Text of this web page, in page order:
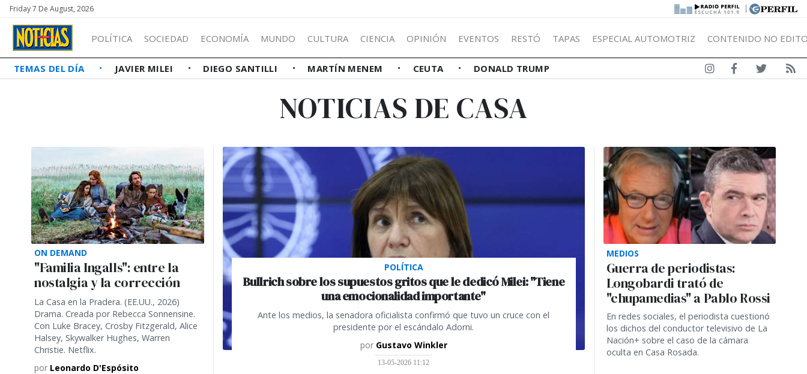
Friday 7 De August, 2026 |
POLÍTICA SOCIEDAD ECONOMÍA MUNDO CULTURA CIENCIA OPINIÓN EVENTOS RESTÓ TAPAS ESPECIAL AUTOMOTRIZ CONTENIDO NO
TEMAS DEL DÍA JAVIER MILEI DIEGO SANTILLI MARTÍN MENEM CEUTA DONALD TRUMP
NOTICIAS DE CASA
ON DEMAND
"Familia Ingalls": entre la
nostalgia y la corrección
La Casa en la Pradera. (EE.UU., 2026)
Drama. Creada por Rebecca Sonnensine.
Con Luke Bracey, Crosby Fitzgerald, Alice
Halsey, Skywalker Hughes, Warren
Christie. Netflix.
por Leonardo D'Espósito
POLÍTICA
Bullrich sobre los supuestos gritos que le dedicó Milei: "Tiene
una emocionalidad importante"
Ante los medios, la senadora oficialista confirmó que tuvo un cruce con el
presidente por el escándalo Adorni.
por Gustavo Winkler
13-05-2026 11:12
MEDIOS
Guerra de periodistas:
Longobardi trató de
"chupamedias" a Pablo Rossi
En redes sociales, el periodista cuestionó
los dichos del conductor televisivo de La
Nación+ sobre el caso de la cámara
oculta en Casa Rosada.